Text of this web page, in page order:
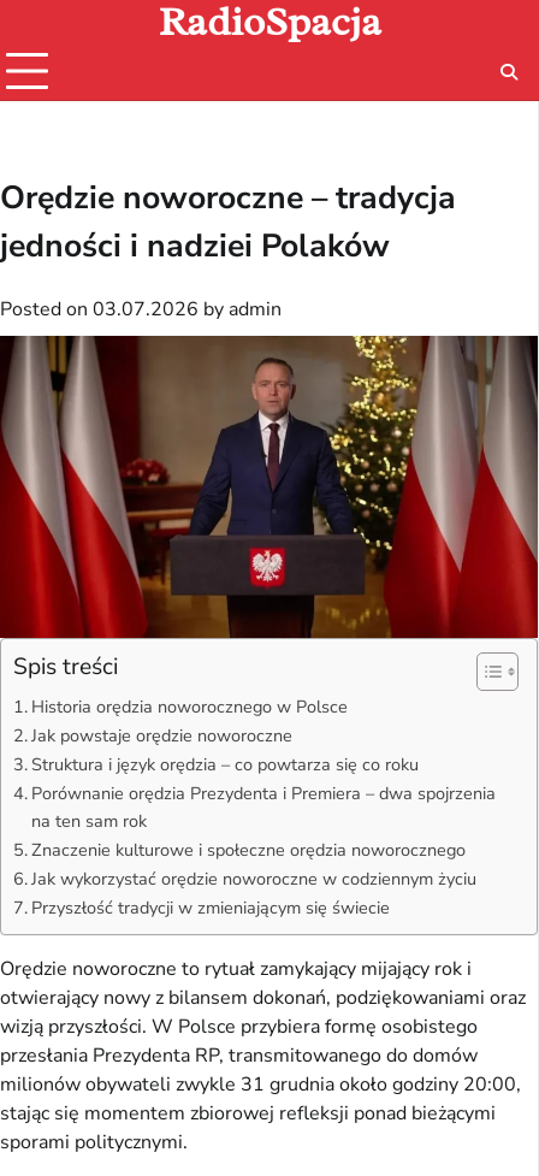
content
RadioSpacja
Orędzie noworoczne – tradycja
jedności i nadziei Polaków
Posted on 03.07.2026 by admin
Spis treści
Historia orędzia noworocznego w Polsce
Jak powstaje orędzie noworoczne
Struktura i język orędzia – co powtarza się co roku
Porównanie orędzia Prezydenta i Premiera – dwa spojrzenia
na ten sam rok
Znaczenie kulturowe i społeczne orędzia noworocznego
Jak wykorzystać orędzie noworoczne w codziennym życiu
Przyszłość tradycji w zmieniającym się świecie
Orędzie noworoczne to rytuał zamykający mijający rok i
otwierający nowy z bilansem dokonań, podziękowaniami oraz
wizją przyszłości. W Polsce przybiera formę osobistego
przesłania Prezydenta RP, transmitowanego do domów
milionów obywateli zwykle 31 grudnia około godziny 20:00,
stając się momentem zbiorowej refleksji ponad bieżącymi
sporami politycznymi.